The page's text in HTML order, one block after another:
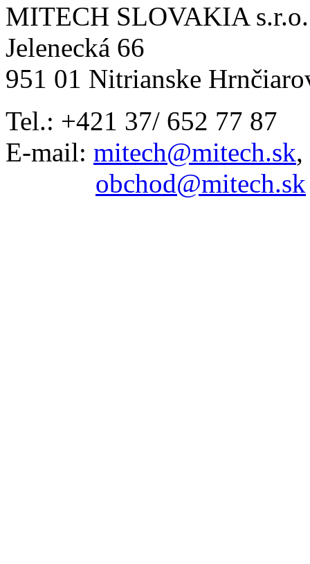
MITECH SLOVAKIA s.r.o.
Jelenecká 66
951 01 Nitrianske
Tel.: +421 37/ 652 77 87
E-mail: mitech@mitech.sk,
obchod@mitech.sk